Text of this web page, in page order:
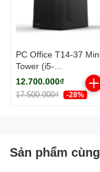
PC Office T14-37
Tower (i5-
12400/H610/16GB
RAM/480GB SSD/
12.700.000₫
17.500.000₫ -28%
Sản phẩm